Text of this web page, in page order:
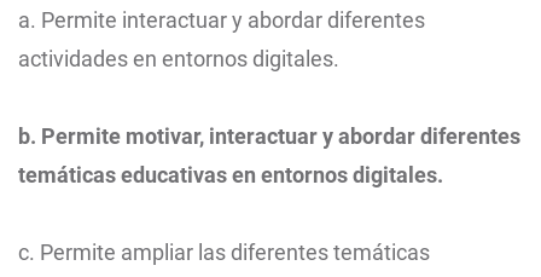
a. Permite interactuar y abordar diferentes
actividades en entornos digitales.
b. Permite motivar, interactuar y abordar diferentes
temáticas educativas en entornos digitales.
c. Permite ampliar las diferentes temáticas